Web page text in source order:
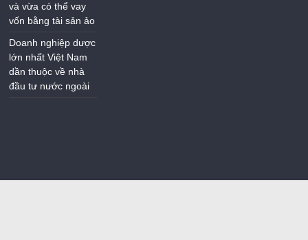
và vừa có thể vay
vốn bằng tài sản ảo
Doanh nghiệp dược
lớn nhất Việt Nam
dần thuộc về nhà
đầu tư nước ngoài